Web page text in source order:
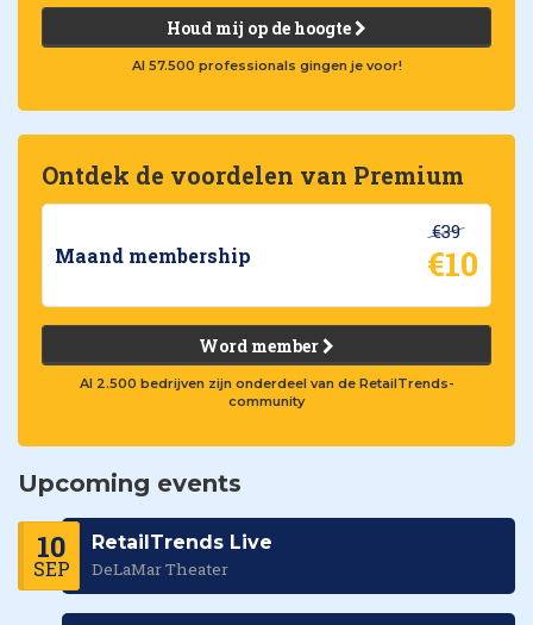
Houd mij op de hoogte
Al 57.500 professionals gingen je voor!
Ontdek de voordelen van Premium
Maand membership
€39
€10
Word member
Al 2.500 bedrijven zijn onderdeel van de RetailTrends-
community
Upcoming events
10
SEP
RetailTrends Live
DeLaMar Theater